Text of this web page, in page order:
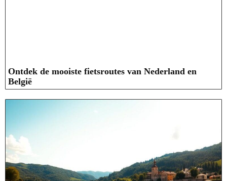
Ontdek de mooiste fietsroutes van Nederland en
België